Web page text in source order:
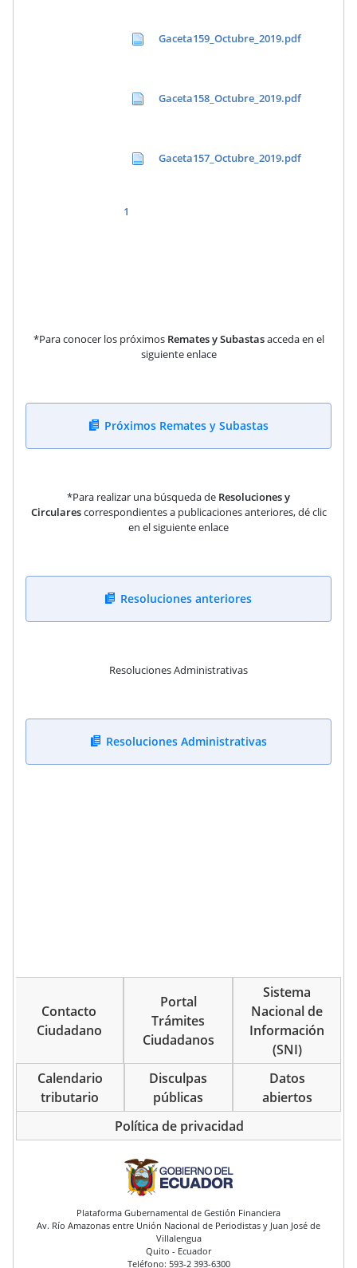
Gaceta159_Octubre_2019.pdf
Gaceta158_Octubre_2019.pdf
Gaceta157_Octubre_2019.pdf
1
*Para conocer los próximos Remates y Subastasacceda en el
siguiente enlace
Próximos Remates y Subastas
*Para realizar una búsqueda de Resoluciones y
Circularescorrespondientes a publicaciones anteriores, dé clic
en el siguiente enlace
Resoluciones anteriores
Resoluciones Administrativas
Resoluciones Administrativas
Contacto
Ciudadano
Portal
Trámites
Ciudadanos
Sistema
Nacional de
Información
(SNI)
Calendario
tributario
Disculpas
públicas
Datos
abiertos
Política de privacidad
pie de página
Plataforma Gubernamental de Gestión Financiera
Av. Río Amazonas entre Unión Nacional de Periodistas y Juan José de
Villalengua
Quito - Ecuador
Teléfono: 593-2 393-6300